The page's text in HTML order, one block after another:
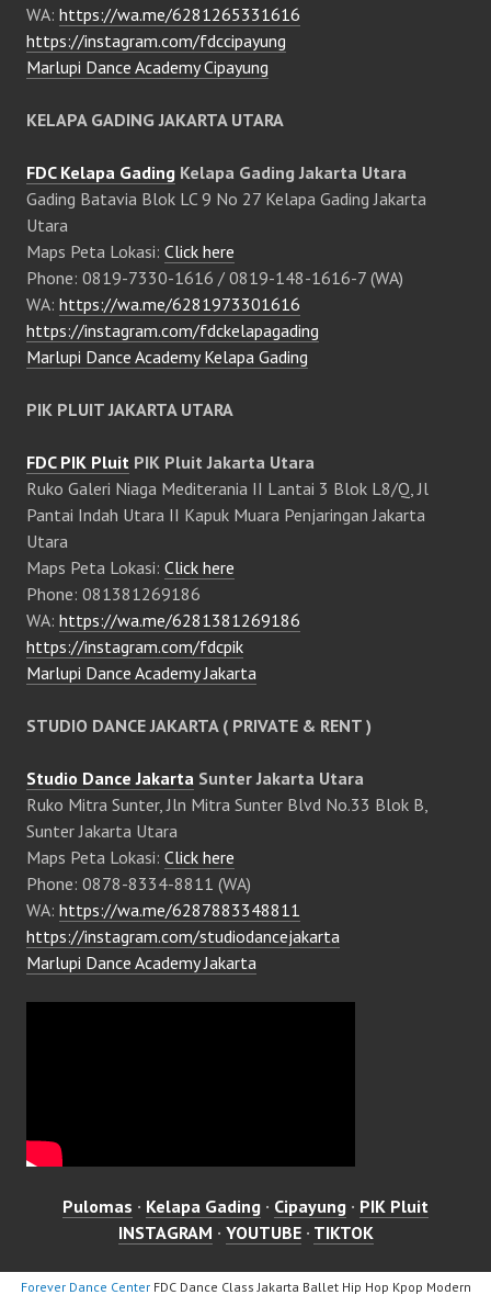
WA: https://wa.me/6281265331616
https://instagram.com/fdccipayung
Marlupi Dance Academy Cipayung
KELAPA GADING JAKARTA UTARA
FDC Kelapa Gading Kelapa Gading Jakarta Utara
Gading Batavia Blok LC 9 No 27 Kelapa Gading Jakarta
Utara
Maps Peta Lokasi: Click here
Phone: 0819-7330-1616 / 0819-148-1616-7 (WA)
WA: https://wa.me/6281973301616
https://instagram.com/fdckelapagading
Marlupi Dance Academy Kelapa Gading
PIK PLUIT JAKARTA UTARA
FDC PIK Pluit PIK Pluit Jakarta Utara
Ruko Galeri Niaga Mediterania II Lantai 3 Blok L8/Q, Jl
Pantai Indah Utara II Kapuk Muara Penjaringan Jakarta
Utara
Maps Peta Lokasi: Click here
Phone: 081381269186
WA: https://wa.me/6281381269186
https://instagram.com/fdcpik
Marlupi Dance Academy Jakarta
STUDIO DANCE JAKARTA ( PRIVATE & RENT )
Studio Dance Jakarta Sunter Jakarta Utara
Ruko Mitra Sunter, Jln Mitra Sunter Blvd No.33 Blok B,
Sunter Jakarta Utara
Maps Peta Lokasi: Click here
Phone: 0878-8334-8811 (WA)
WA: https://wa.me/6287883348811
https://instagram.com/studiodancejakarta
Marlupi Dance Academy Jakarta
Pulomas · Kelapa Gading · Cipayung · PIK Pluit
INSTAGRAM · YOUTUBE· TIKTOK
Forever Dance CenterFDC Dance Class Jakarta Ballet Hip Hop Kpop Modern